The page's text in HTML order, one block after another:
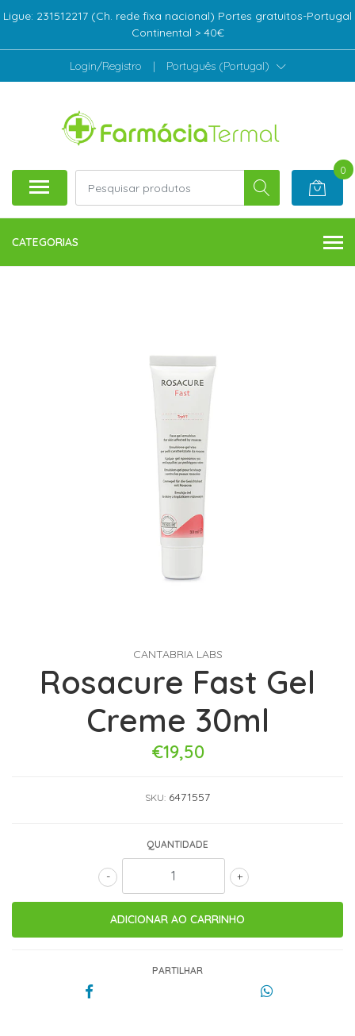
Ligue: 231512217 (Ch. rede fixa nacional) Portes gratuitos-Portugal
Continental > 40€
Login/Registro | Português (Portugal)
0
CATEGORIAS
CANTABRIA LABS
Rosacure Fast Gel
Creme 30ml
€19,50
SKU: 6471557
QUANTIDADE
+
-
PARTILHAR